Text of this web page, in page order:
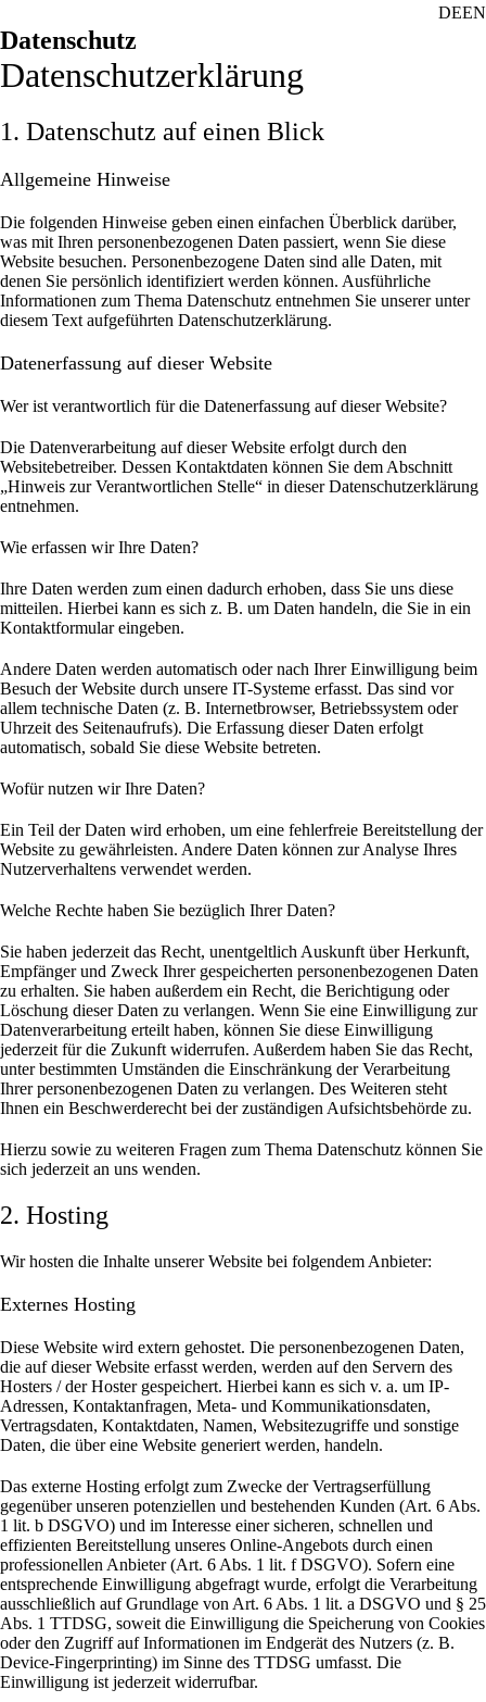
DEEN
Datenschutz
Datenschutz­erklärung
1. Datenschutz auf einen Blick
Allgemeine Hinweise
Die folgenden Hinweise geben einen einfachen Überblick darüber,
was mit Ihren personenbezogenen Daten passiert, wenn Sie diese
Website besuchen. Personenbezogene Daten sind alle Daten, mit
denen Sie persönlich identifiziert werden können. Ausführliche
Informationen zum Thema Datenschutz entnehmen Sie unserer unter
diesem Text aufgeführten Datenschutzerklärung.
Datenerfassung auf dieser Website
Wer ist verantwortlich für die Datenerfassung auf dieser Website?
Die Datenverarbeitung auf dieser Website erfolgt durch den
Websitebetreiber. Dessen Kontaktdaten können Sie dem Abschnitt
„Hinweis zur Verantwortlichen Stelle“ in dieser Datenschutzerklärung
entnehmen.
Wie erfassen wir Ihre Daten?
Ihre Daten werden zum einen dadurch erhoben, dass Sie uns diese
mitteilen. Hierbei kann es sich z. B. um Daten handeln, die Sie in ein
Kontaktformular eingeben.
Andere Daten werden automatisch oder nach Ihrer Einwilligung beim
Besuch der Website durch unsere IT-Systeme erfasst. Das sind vor
allem technische Daten (z. B. Internetbrowser, Betriebssystem oder
Uhrzeit des Seitenaufrufs). Die Erfassung dieser Daten erfolgt
automatisch, sobald Sie diese Website betreten.
Wofür nutzen wir Ihre Daten?
Ein Teil der Daten wird erhoben, um eine fehlerfreie Bereitstellung der
Website zu gewährleisten. Andere Daten können zur Analyse Ihres
Nutzerverhaltens verwendet werden.
Welche Rechte haben Sie bezüglich Ihrer Daten?
Sie haben jederzeit das Recht, unentgeltlich Auskunft über Herkunft,
Empfänger und Zweck Ihrer gespeicherten personenbezogenen Daten
zu erhalten. Sie haben außerdem ein Recht, die Berichtigung oder
Löschung dieser Daten zu verlangen. Wenn Sie eine Einwilligung zur
Datenverarbeitung erteilt haben, können Sie diese Einwilligung
jederzeit für die Zukunft widerrufen. Außerdem haben Sie das Recht,
unter bestimmten Umständen die Einschränkung der Verarbeitung
Ihrer personenbezogenen Daten zu verlangen. Des Weiteren steht
Ihnen ein Beschwerderecht bei der zuständigen Aufsichtsbehörde zu.
Hierzu sowie zu weiteren Fragen zum Thema Datenschutz können Sie
sich jederzeit an uns wenden.
2. Hosting
Wir hosten die Inhalte unserer Website bei folgendem Anbieter:
Externes Hosting
Diese Website wird extern gehostet. Die personenbezogenen Daten,
die auf dieser Website erfasst werden, werden auf den Servern des
Hosters / der Hoster gespeichert. Hierbei kann es sich v. a. um IP-
Adressen, Kontaktanfragen, Meta- und Kommunikationsdaten,
Vertragsdaten, Kontaktdaten, Namen, Websitezugriffe und sonstige
Daten, die über eine Website generiert werden, handeln.
Das externe Hosting erfolgt zum Zwecke der Vertragserfüllung
gegenüber unseren potenziellen und bestehenden Kunden (Art. 6 Abs.
1 lit. b DSGVO) und im Interesse einer sicheren, schnellen und
effizienten Bereitstellung unseres Online-Angebots durch einen
professionellen Anbieter (Art. 6 Abs. 1 lit. f DSGVO). Sofern eine
entsprechende Einwilligung abgefragt wurde, erfolgt die Verarbeitung
ausschließlich auf Grundlage von Art. 6 Abs. 1 lit. a DSGVO und § 25
Abs. 1 TTDSG, soweit die Einwilligung die Speicherung von Cookies
oder den Zugriff auf Informationen im Endgerät des Nutzers (z. B.
Device-Fingerprinting) im Sinne des TTDSG umfasst. Die
Einwilligung ist jederzeit widerrufbar.